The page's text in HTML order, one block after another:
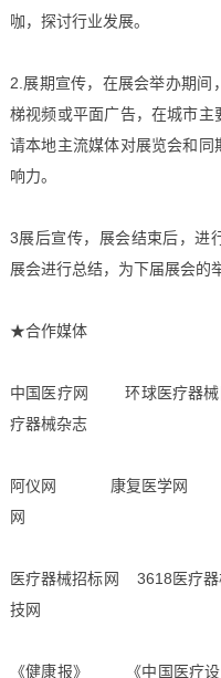
咖，探讨行业发展。
2.展期宣传，在展会举办期间
梯视频或平面广告，在城市
请本地主流媒体对展览会和
响力。
3展后宣传，展会结束后，进
展会进行总结，为下届展会的
★合作媒体
中国医疗网 环球医疗
疗器械杂志
阿仪网 康复医学网
网
医疗器械招标网 3618
技网
《健康报》 《中国医疗